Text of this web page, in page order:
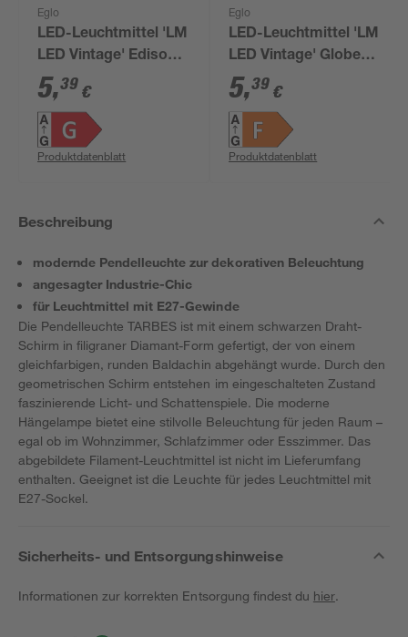
Eglo
LED-Leuchtmittel 'LM
LED Vintage' Edison
gold E27 4 W 270 lm
warmweiß
5,39 €
Produktdatenblatt
Eglo
LED-Leuchtmittel 'LM
LED Vintage' Globe
gold E27 4 W 350 lm
warmweiß
5,39 €
Produktdatenblatt
Beschreibung
modernde Pendelleuchte zur dekorativen Beleuchtung
angesagter Industrie-Chic
für Leuchtmittel mit E27-Gewinde
Die Pendelleuchte TARBES ist mit einem schwarzen Draht-
Schirm in filigraner Diamant-Form gefertigt, der von einem
gleichfarbigen, runden Baldachin abgehängt wurde. Durch den
geometrischen Schirm entstehen im eingeschalteten Zustand
faszinierende Licht- und Schattenspiele. Die moderne
Hängelampe bietet eine stilvolle Beleuchtung für jeden Raum –
egal ob im Wohnzimmer, Schlafzimmer oder Esszimmer. Das
abgebildete Filament-Leuchtmittel ist nicht im Lieferumfang
enthalten. Geeignet ist die Leuchte für jedes Leuchtmittel mit
E27-Sockel.
Sicherheits- und Entsorgungshinweise
Informationen zur korrekten Entsorgung findest du hier.